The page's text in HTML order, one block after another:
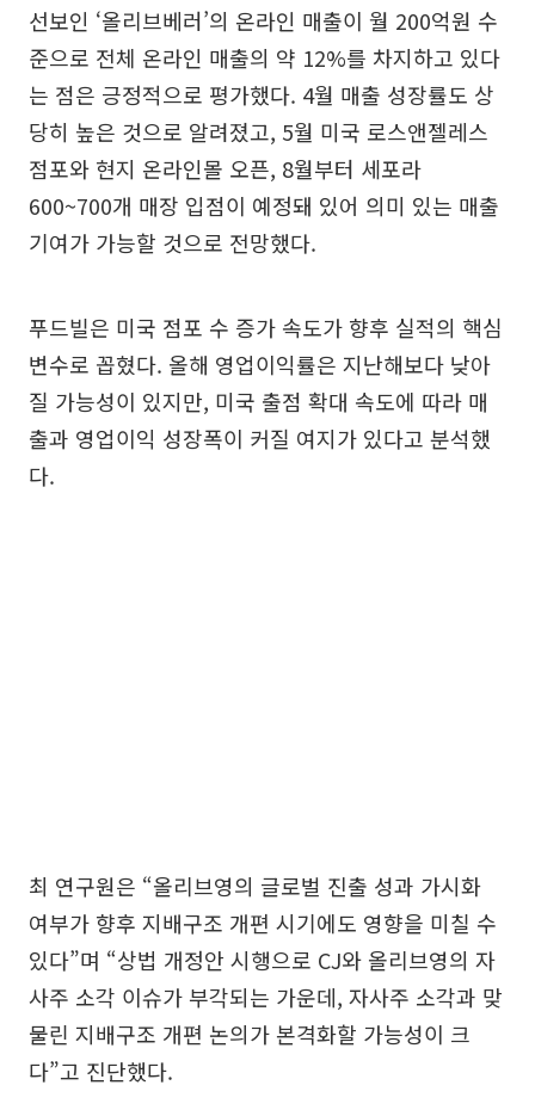
선보인 ‘올리브베러’의 온라인 매출이 월 200억원 수
준으로 전체 온라인 매출의 약 12%를 차지하고 있다
는 점은 긍정적으로 평가했다. 4월 매출 성장률도 상
당히 높은 것으로 알려졌고, 5월 미국 로스앤젤레스
점포와 현지 온라인몰 오픈, 8월부터 세포라
600~700개 매장 입점이 예정돼 있어 의미 있는 매출
기여가 가능할 것으로 전망했다.
푸드빌은 미국 점포 수 증가 속도가 향후 실적의 핵심
변수로 꼽혔다. 올해 영업이익률은 지난해보다 낮아
질 가능성이 있지만, 미국 출점 확대 속도에 따라 매
출과 영업이익 성장폭이 커질 여지가 있다고 분석했
다.
최 연구원은 “올리브영의 글로벌 진출 성과 가시화
여부가 향후 지배구조 개편 시기에도 영향을 미칠 수
있다”며 “상법 개정안 시행으로 CJ와 올리브영의 자
사주 소각 이슈가 부각되는 가운데, 자사주 소각과 맞
물린 지배구조 개편 논의가 본격화할 가능성이 크
다”고 진단했다.